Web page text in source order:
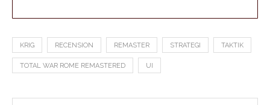
KRIG RECENSION REMASTER STRATEGI TAKTIK
TOTAL WAR ROME REMASTERED UI